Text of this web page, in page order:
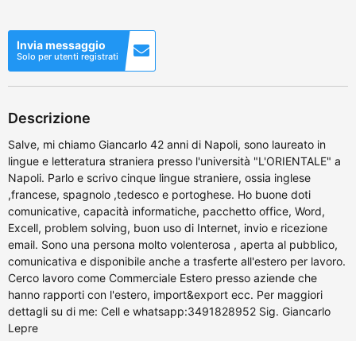
Invia messaggio
Solo per utenti registrati
Descrizione
Salve, mi chiamo Giancarlo 42 anni di Napoli, sono laureato in
lingue e letteratura straniera presso l'università "L'ORIENTALE" a
Napoli. Parlo e scrivo cinque lingue straniere, ossia inglese
,francese, spagnolo ,tedesco e portoghese. Ho buone doti
comunicative, capacità informatiche, pacchetto office, Word,
Excell, problem solving, buon uso di Internet, invio e ricezione
email. Sono una persona molto volenterosa , aperta al pubblico,
comunicativa e disponibile anche a trasferte all'estero per lavoro.
Cerco lavoro come Commerciale Estero presso aziende che
hanno rapporti con l'estero, import&export ecc. Per maggiori
dettagli su di me: Cell e whatsapp:3491828952 Sig. Giancarlo
Lepre